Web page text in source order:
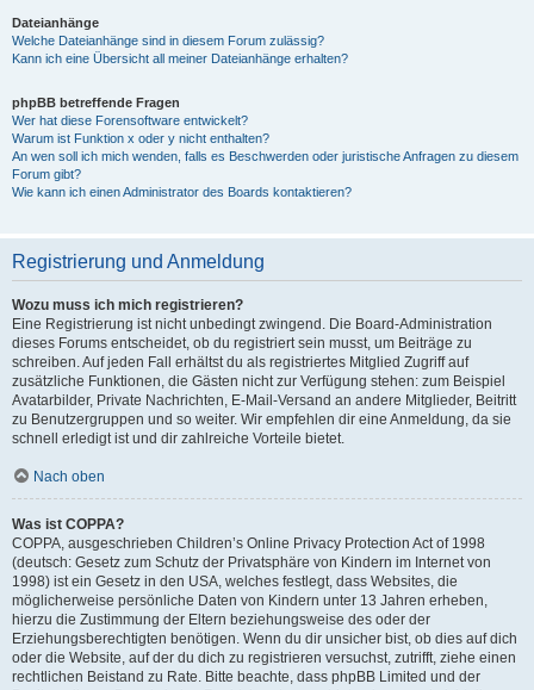
Dateianhänge
Welche Dateianhänge sind in diesem Forum zulässig?
Kann ich eine Übersicht all meiner Dateianhänge erhalten?
phpBB betreffende Fragen
Wer hat diese Forensoftware entwickelt?
Warum ist Funktion x oder y nicht enthalten?
An wen soll ich mich wenden, falls es Beschwerden oder juristische Anfragen zu diesem
Forum gibt?
Wie kann ich einen Administrator des Boards kontaktieren?
Registrierung und Anmeldung
Wozu muss ich mich registrieren?
Eine Registrierung ist nicht unbedingt zwingend. Die Board-Administration
dieses Forums entscheidet, ob du registriert sein musst, um Beiträge zu
schreiben. Auf jeden Fall erhältst du als registriertes Mitglied Zugriff auf
zusätzliche Funktionen, die Gästen nicht zur Verfügung stehen: zum Beispiel
Avatarbilder, Private Nachrichten, E-Mail-Versand an andere Mitglieder, Beitritt
zu Benutzergruppen und so weiter. Wir empfehlen dir eine Anmeldung, da sie
schnell erledigt ist und dir zahlreiche Vorteile bietet.
Nach oben
Was ist COPPA?
COPPA, ausgeschrieben Children’s Online Privacy Protection Act of 1998
(deutsch: Gesetz zum Schutz der Privatsphäre von Kindern im Internet von
1998) ist ein Gesetz in den USA, welches festlegt, dass Websites, die
möglicherweise persönliche Daten von Kindern unter 13 Jahren erheben,
hierzu die Zustimmung der Eltern beziehungsweise des oder der
Erziehungsberechtigten benötigen. Wenn du dir unsicher bist, ob dies auf dich
oder die Website, auf der du dich zu registrieren versuchst, zutrifft, ziehe einen
rechtlichen Beistand zu Rate. Bitte beachte, dass phpBB Limited und der